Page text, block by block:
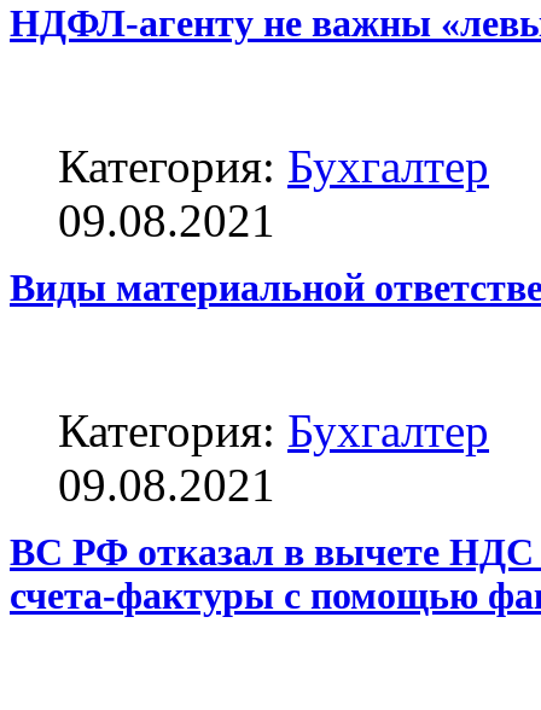
НДФЛ-агенту не важны
Категория: Бухгалтер
09.08.2021
Виды материальной
Категория: Бухгалтер
09.08.2021
ВС РФ отказал в вычете НДС
счета-фактуры с помощью